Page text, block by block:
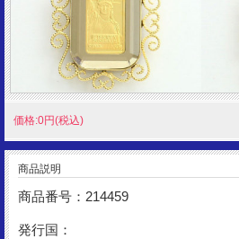
価格:0円(税込)
商品説明
商品番号：214459
発行国：